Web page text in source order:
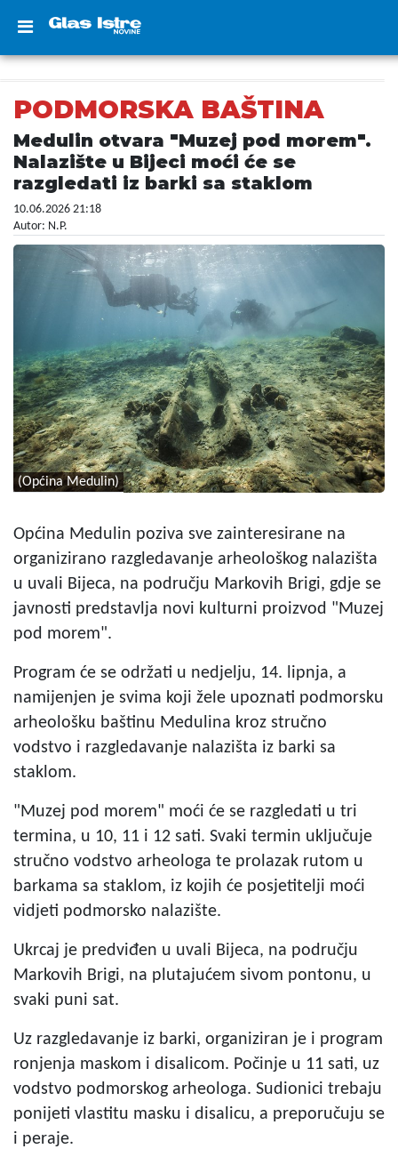
PODMORSKA BAŠTINA
Medulin otvara "Muzej pod morem".
Nalazište u Bijeci moći će se
razgledati iz barki sa staklom
10.06.2026 21:18
Autor: N.P.
(Općina Medulin)
Općina Medulin poziva sve zainteresirane na
organizirano razgledavanje arheološkog nalazišta
u uvali Bijeca, na području Markovih Brigi, gdje se
javnosti predstavlja novi kulturni proizvod "Muzej
pod morem".
Program će se održati u nedjelju, 14. lipnja, a
namijenjen je svima koji žele upoznati podmorsku
arheološku baštinu Medulina kroz stručno
vodstvo i razgledavanje nalazišta iz barki sa
staklom.
"Muzej pod morem" moći će se razgledati u tri
termina, u 10, 11 i 12 sati. Svaki termin uključuje
stručno vodstvo arheologa te prolazak rutom u
barkama sa staklom, iz kojih će posjetitelji moći
vidjeti podmorsko nalazište.
Ukrcaj je predviđen u uvali Bijeca, na području
Markovih Brigi, na plutajućem sivom pontonu, u
svaki puni sat.
Uz razgledavanje iz barki, organiziran je i program
ronjenja maskom i disalicom. Počinje u 11 sati, uz
vodstvo podmorskog arheologa. Sudionici trebaju
ponijeti vlastitu masku i disalicu, a preporučuju se
i peraje.